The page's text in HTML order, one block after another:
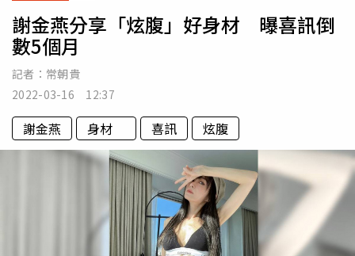
謝金燕分享「炫腹」好身材 曝喜訊倒
數5個月
記者： 常朝貴
2022-03-16 12:37
謝金燕 身材 喜訊 炫腹